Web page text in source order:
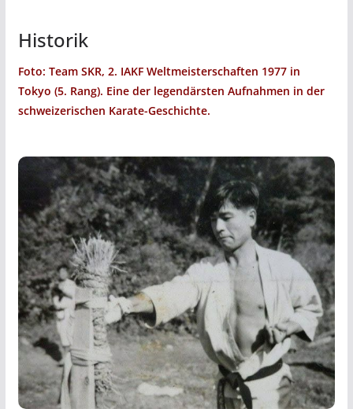
Historik
Foto: Team SKR, 2. IAKF Weltmeisterschaften 1977 in
Tokyo (5. Rang). Eine der legendärsten Aufnahmen in der
schweizerischen Karate-Geschichte.